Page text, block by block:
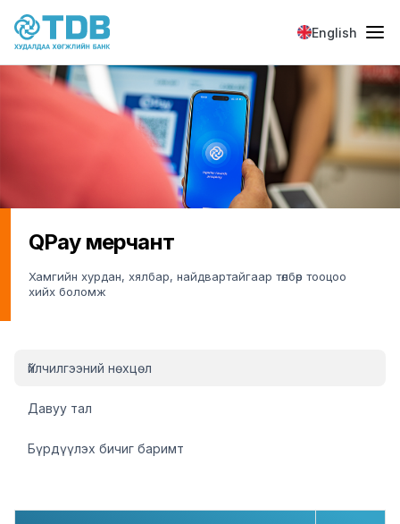
Skip to main content
English
QPay мерчант
Хамгийн хурдан, хялбар, найдвартайгаар төлбөр тооцоо
хийх боломж
Үйлчилгээний нөхцөл
Давуу тал
Бүрдүүлэх бичиг баримт